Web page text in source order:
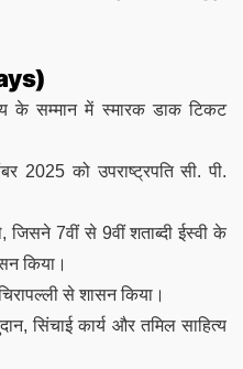
के सम्मान में स्मारक डाक टिकट
2025 को उपराष्ट्रपति सी. पी.
7वीं से 9वीं शताब्दी ईस्वी के
किया।
से शासन किया।
सिंचाई कार्य और तमिल साहित्य